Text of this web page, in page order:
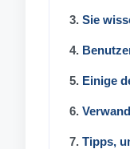
3. Sie
4.
5. Einige
6.
7. Tipps,